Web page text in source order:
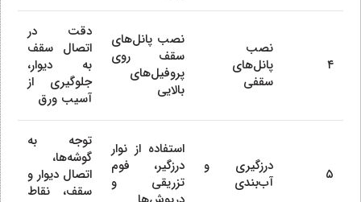
۴
نصب
پانل‌های
سقفی
نصب پانل‌های
سقف روی
پروفیل‌های
بالایی
دقت در
اتصال سقف
به دیوار،
جلوگیری از
آسیب ورق
۵
درزگیری و
آب‌بندی
استفاده از نوار
درزگیر، فوم
تزریقی و
توجه به
گوشه‌ها،
اتصال دیوار و
سقف، نقاط